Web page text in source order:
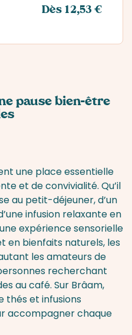
Dès 12,53 €
pause bien-être
une place essentielle
et de convivialité. Qu’il
au petit-déjeuner, d’un
infusion relaxante en
expérience sensorielle
en bienfaits naturels, les
les amateurs de
recherchant
au café. Sur Brâam,
thés et infusions
accompagner chaque